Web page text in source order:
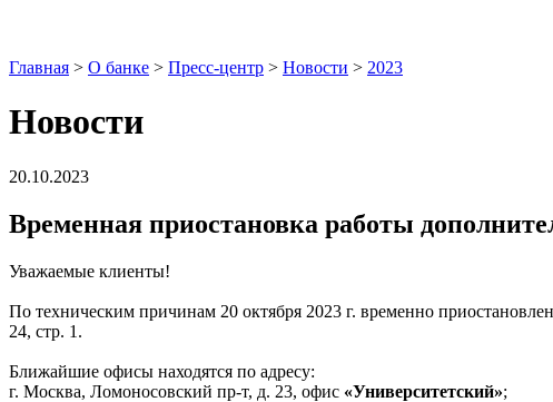
Главная > О банке > Пресс-центр > Новости > 2023
Новости
20.10.2023
Временная приостановка работы
Уважаемые клиенты!
По техническим причинам 20 октября 2023 г. временно
24, стр. 1.
Ближайшие офисы находятся по адресу:
г. Москва, Ломоносовский пр-т, д. 23, офис «Университетский»;